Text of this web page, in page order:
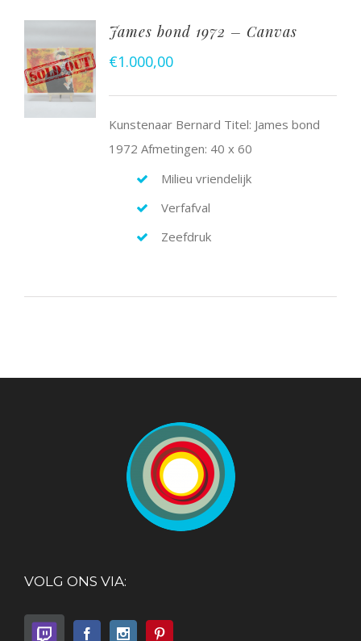
James bond 1972 – Canvas
€1.000,00
Kunstenaar Bernard Titel: James bond
1972 Afmetingen: 40 x 60
Milieu vriendelijk
Verfafval
Zeefdruk
VOLG ONS VIA: